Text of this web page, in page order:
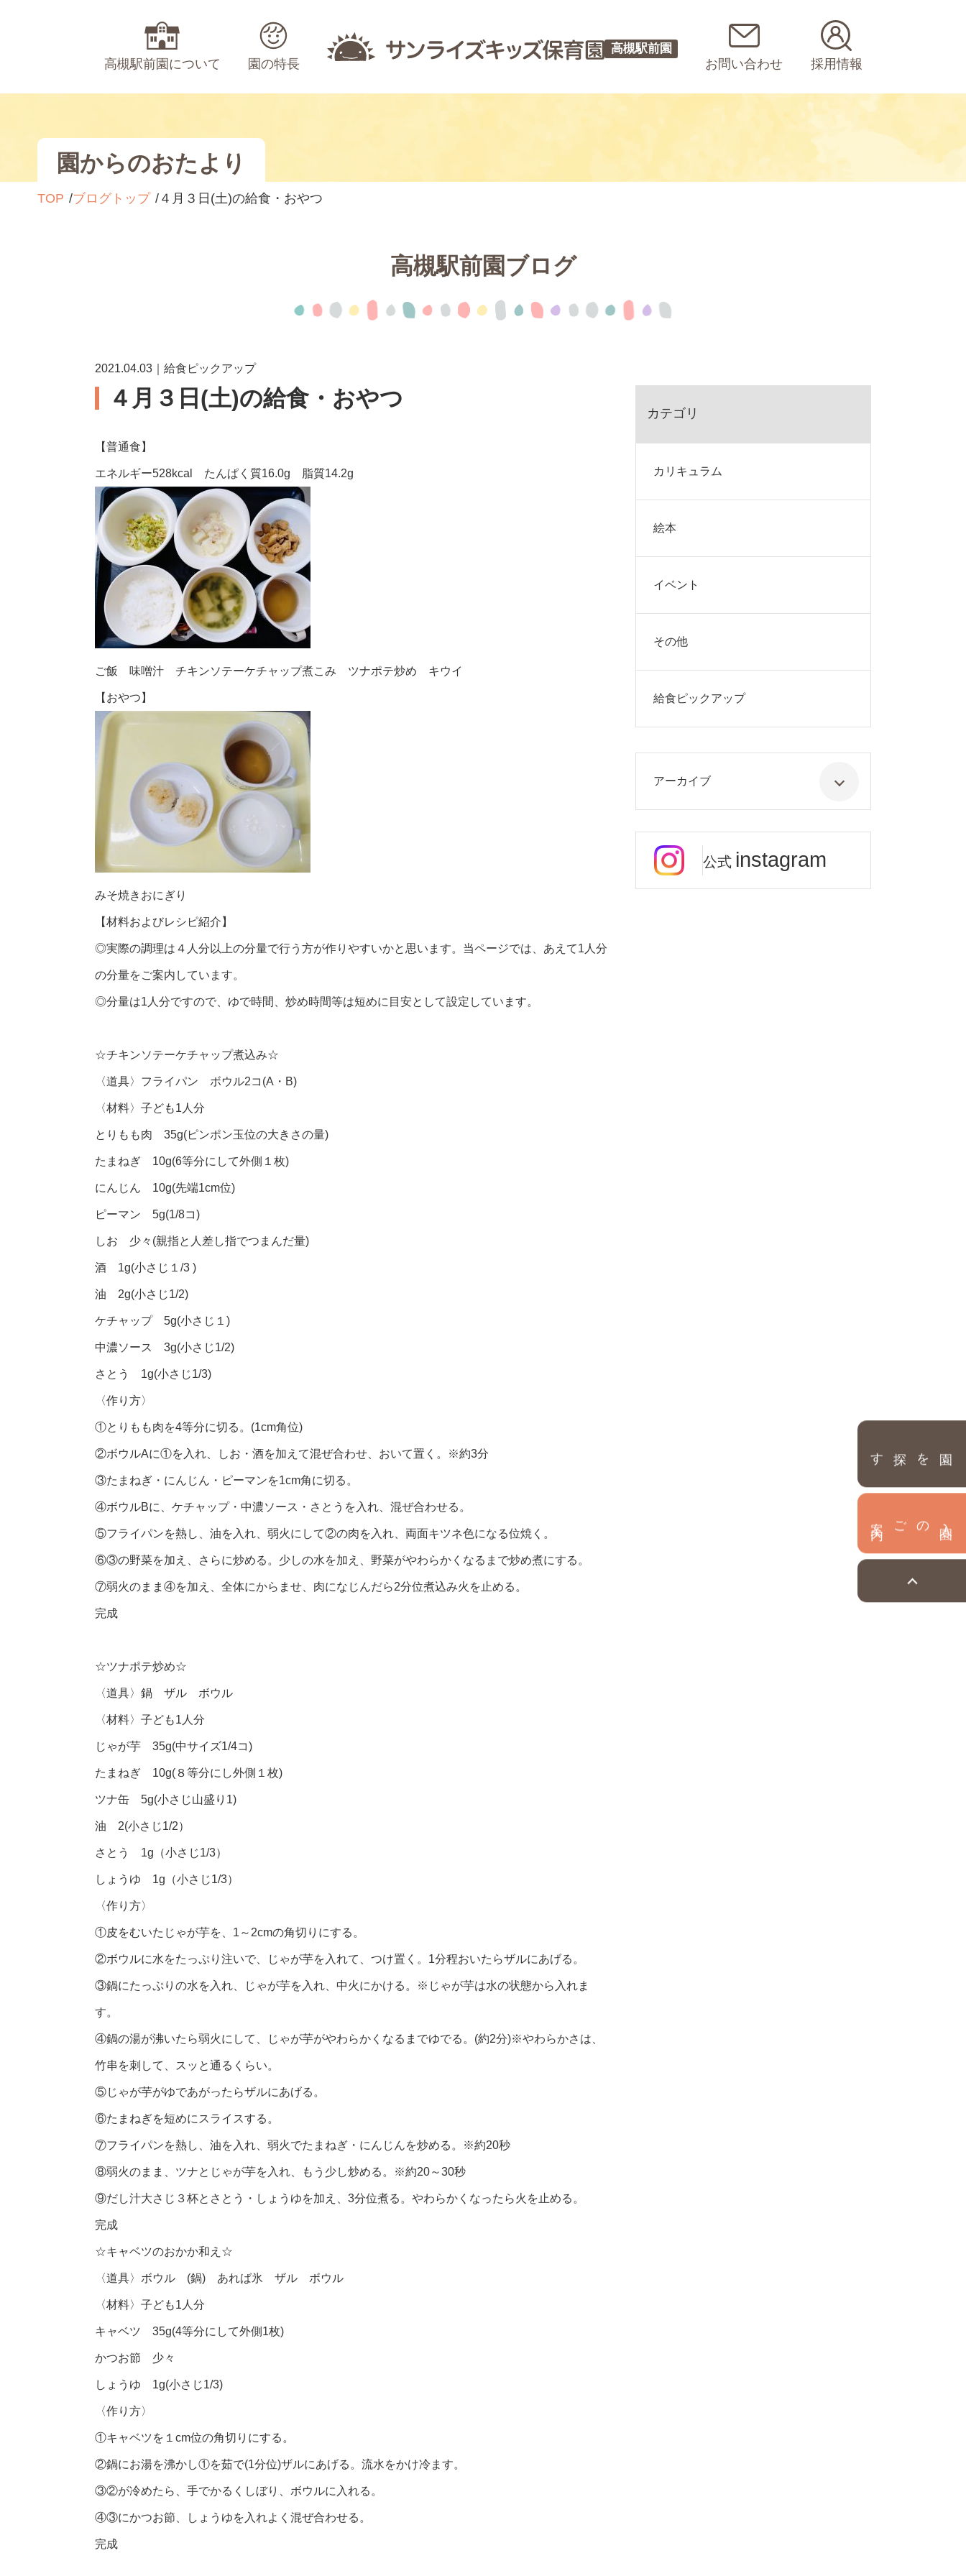
高槻駅前園について 園の特長
高槻駅前園
お問い合わせ 採用情報
園を探す
園からのおたより
TOP ブログトップ ４月３日(土)の給食・おやつ
高槻駅前園ブログ
2021.04.03｜給食ピックアップ
４月３日(土)の給食・おやつ
【普通食】
エネルギー528kcal たんぱく質16.0g 脂質14.2g
ご飯 味噌汁 チキンソテーケチャップ煮こみ ツナポテ炒め キウイ
【おやつ】
みそ焼きおにぎり
【材料およびレシピ紹介】
◎実際の調理は４人分以上の分量で行う方が作りやすいかと思います。当ページでは、あえて1人分
の分量をご案内しています。
◎分量は1人分ですので、ゆで時間、炒め時間等は短めに目安として設定しています。
☆チキンソテーケチャップ煮込み☆
〈道具〉フライパン ボウル2コ(A・B)
〈材料〉子ども1人分
とりもも肉 35g(ピンポン玉位の大きさの量)
たまねぎ 10g(6等分にして外側１枚)
にんじん 10g(先端1cm位)
ピーマン 5g(1/8コ)
しお 少々(親指と人差し指でつまんだ量)
酒 1g(小さじ１/3 )
油 2g(小さじ1/2)
ケチャップ 5g(小さじ１)
中濃ソース 3g(小さじ1/2)
さとう 1g(小さじ1/3)
〈作り方〉
①とりもも肉を4等分に切る。(1cm角位)
②ボウルAに①を入れ、しお・酒を加えて混ぜ合わせ、おいて置く。※約3分
③たまねぎ・にんじん・ピーマンを1cm角に切る。
④ボウルBに、ケチャップ・中濃ソース・さとうを入れ、混ぜ合わせる。
⑤フライパンを熱し、油を入れ、弱火にして②の肉を入れ、両面キツネ色になる位焼く。
⑥③の野菜を加え、さらに炒める。少しの水を加え、野菜がやわらかくなるまで炒め煮にする。
⑦弱火のまま④を加え、全体にからませ、肉になじんだら2分位煮込み火を止める。
完成
☆ツナポテ炒め☆
〈道具〉鍋 ザル ボウル
〈材料〉子ども1人分
じゃが芋 35g(中サイズ1/4コ)
たまねぎ 10g(８等分にし外側１枚)
ツナ缶 5g(小さじ山盛り1)
油 2(小さじ1/2）
さとう 1g（小さじ1/3）
しょうゆ 1g（小さじ1/3）
〈作り方〉
①皮をむいたじゃが芋を、1～2cmの角切りにする。
②ボウルに水をたっぷり注いで、じゃが芋を入れて、つけ置く。1分程おいたらザルにあげる。
③鍋にたっぷりの水を入れ、じゃが芋を入れ、中火にかける。※じゃが芋は水の状態から入れま
す。
④鍋の湯が沸いたら弱火にして、じゃが芋がやわらかくなるまでゆでる。(約2分)※やわらかさは、
竹串を刺して、スッと通るくらい。
⑤じゃが芋がゆであがったらザルにあげる。
⑥たまねぎを短めにスライスする。
⑦フライパンを熱し、油を入れ、弱火でたまねぎ・にんじんを炒める。※約20秒
⑧弱火のまま、ツナとじゃが芋を入れ、もう少し炒める。※約20～30秒
⑨だし汁大さじ３杯とさとう・しょうゆを加え、3分位煮る。やわらかくなったら火を止める。
完成
☆キャベツのおかか和え☆
〈道具〉ボウル (鍋) あれば氷 ザル ボウル
〈材料〉子ども1人分
キャベツ 35g(4等分にして外側1枚)
かつお節 少々
しょうゆ 1g(小さじ1/3)
〈作り方〉
①キャベツを１cm位の角切りにする。
②鍋にお湯を沸かし①を茹で(1分位)ザルにあげる。流水をかけ冷ます。
③②が冷めたら、手でかるくしぼり、ボウルに入れる。
④③にかつお節、しょうゆを入れよく混ぜ合わせる。
完成
カテゴリ
カリキュラム
絵本
イベント
その他
給食ピックアップ
アーカイブ
公式 instagram